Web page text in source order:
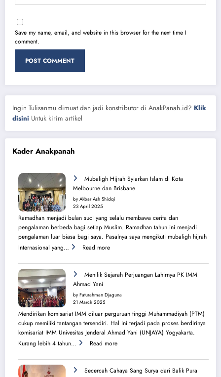
Save my name, email, and website in this browser for the next time I
comment.
Ingin Tulisanmu dimuat dan jadi konstributor di AnakPanah.id? Klik
disini Untuk kirim artikel
Kader Anakpanah
Mubaligh Hijrah Syiarkan Islam di Kota
Melbourne dan Brisbane
by Akbar Ash Shidqi
23 April 2025
Ramadhan menjadi bulan suci yang selalu membawa cerita dan
pengalaman berbeda bagi setiap Muslim. Ramadhan tahun ini menjadi
pengalaman luar biasa bagi saya. Pasalnya saya mengikuti mubaligh hijrah
Internasional yang…
Read more:
Hijrah
Syiarkan
di
Melbourne
dan
Brisbane
Menilik Sejarah Perjuangan Lahirnya PK IMM
Ahmad Yani
by Faturahman Djaguna
21 March 2025
Mendirikan komisariat IMM diluar perguruan tinggi Muhammadiyah (PTM)
cukup memiliki tantangan tersendiri. Hal ini terjadi pada proses berdirinya
komisariat IMM Univesitas Jenderal Ahmad Yani (UNJAYA) Yogyakarta.
Kurang lebih 4 tahun…
Read more:
Sejarah
Perjuangan
Secercah Cahaya Sang Surya dari Balik Pura